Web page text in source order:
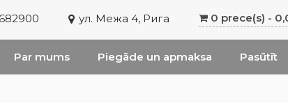
ул. Межа 4, Рига 0 prece(s) -
Par mums Piegāde un apmaksa Pasūtīt